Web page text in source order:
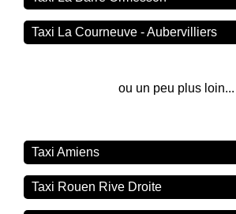
Taxi La Courneuve - Aubervilliers
ou un peu plus loin...
Taxi Amiens
Taxi Rouen Rive Droite